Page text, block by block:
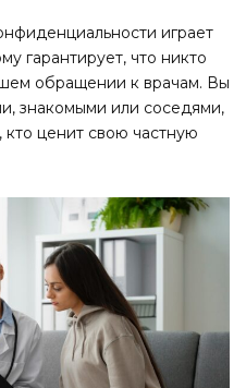
играет
гарантирует, что никто
обращении к врачам. Вы
знакомыми или соседями,
ценит свою частную